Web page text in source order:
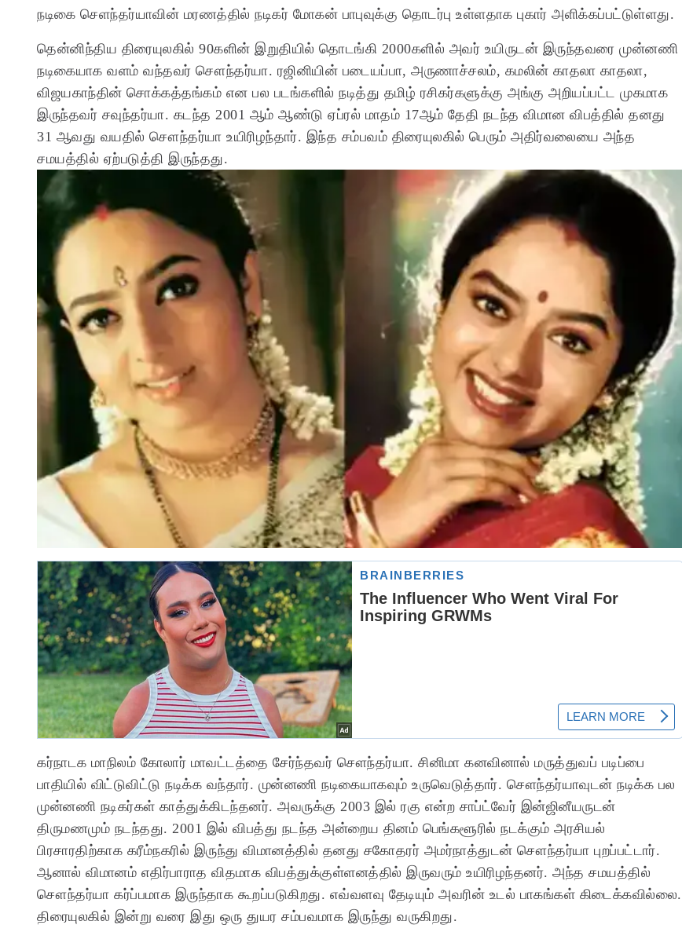
நடிகை செளந்தர்யாவின் மரணத்தில் நடிகர் மோகன் பாபுவுக்கு தொடர்பு உள்ளதாக புகார் அளிக்கப்பட்டுள்ளது.
தென்னிந்திய திரையுலகில் 90களின் இறுதியில் தொடங்கி 2000களில் அவர் உயிருடன் இருந்தவரை முன்னணி
நடிகையாக வளம் வந்தவர் சௌந்தர்யா. ரஜினியின் படையப்பா, அருணாச்சலம், கமலின் காதலா காதலா,
விஜயகாந்தின் சொக்கத்தங்கம் என பல படங்களில் நடித்து தமிழ் ரசிகர்களுக்கு அங்கு அறியப்பட்ட முகமாக
இருந்தவர் சவுந்தர்யா. கடந்த 2001 ஆம் ஆண்டு ஏப்ரல் மாதம் 17ஆம் தேதி நடந்த விமான விபத்தில் தனது
31 ஆவது வயதில் சௌந்தர்யா உயிரிழந்தார். இந்த சம்பவம் திரையுலகில் பெரும் அதிர்வலையை அந்த
சமயத்தில் ஏற்படுத்தி இருந்தது.
கர்நாடக மாநிலம் கோலார் மாவட்டத்தை சேர்ந்தவர் சௌந்தர்யா. சினிமா கனவினால் மருத்துவப் படிப்பை
பாதியில் விட்டுவிட்டு நடிக்க வந்தார். முன்னணி நடிகையாகவும் உருவெடுத்தார். சௌந்தர்யாவுடன் நடிக்க பல
முன்னணி நடிகர்கள் காத்துக்கிடந்தனர். அவருக்கு 2003 இல் ரகு என்ற சாப்ட்வேர் இன்ஜினீயருடன்
திருமணமும் நடந்தது. 2001 இல் விபத்து நடந்த அன்றைய தினம் பெங்களூரில் நடக்கும் அரசியல்
பிரசாரதிற்காக கரீம்நகரில் இருந்து விமானத்தில் தனது சகோதரர் அமர்நாத்துடன் சௌந்தர்யா புறப்பட்டார்.
ஆனால் விமானம் எதிர்பாராத விதமாக விபத்துக்குள்ளனத்தில் இருவரும் உயிரிழந்தனர். அந்த சமயத்தில்
சௌந்தர்யா கர்ப்பமாக இருந்தாக கூறப்படுகிறது. எவ்வளவு தேடியும் அவரின் உடல் பாகங்கள் கிடைக்கவில்லை.
திரையுலகில் இன்று வரை இது ஒரு துயர சம்பவமாக இருந்து வருகிறது.